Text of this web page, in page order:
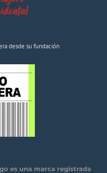
desde su fundación
es una marca registrada